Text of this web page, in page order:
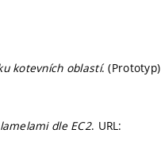
kotevních oblastí. (Prototyp)
dle EC2. URL: